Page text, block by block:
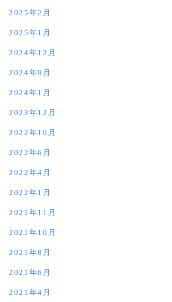
2025年2月
2025年1月
2024年12月
2024年9月
2024年1月
2023年12月
2022年10月
2022年6月
2022年4月
2022年1月
2021年11月
2021年10月
2021年8月
2021年6月
2021年4月